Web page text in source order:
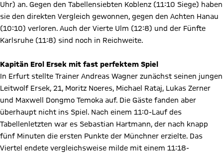
Uhr) an. Gegen den Tabellensiebten Koblenz (11:10 Siege) haben
sie den direkten Vergleich gewonnen, gegen den Achten Hanau
(10:10) verloren. Auch der Vierte Ulm (12:8) und der Fünfte
Karlsruhe (11:8) sind noch in Reichweite.
Kapitän Erol Ersek mit fast perfektem Spiel
In Erfurt stellte Trainer Andreas Wagner zunächst seinen jungen
Leitwolf Ersek, 21, Moritz Noeres, Michael Rataj, Lukas Zerner
und Maxwell Dongmo Temoka auf. Die Gäste fanden aber
überhaupt nicht ins Spiel. Nach einem 11:0-Lauf des
Tabellenletzten war es Sebastian Hartmann, der nach knapp
fünf Minuten die ersten Punkte der Münchner erzielte. Das
Viertel endete vergleichsweise milde mit einem 11:18-